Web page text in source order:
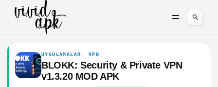
UYGULAMALAR VPN
BLOKK: Security & Private VPN
v1.3.20 MOD APK